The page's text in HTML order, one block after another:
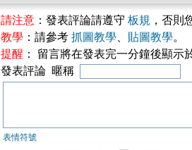
請注意 ：發表評論請遵守 板規 ，否則
教學 ：請參考 抓圖教學 貼圖教學。
提醒 ： 留言將在發表完一分鐘後顯
發表評論 暱稱
表情符號